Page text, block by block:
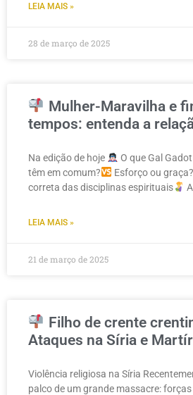
LEIA MAIS »
28 de março de 2025
Mulher-Maravilha e
tempos: entenda a
Na edição de hoje
O que Gal
têm em comum?
Esforço ou
correta das disciplinas espirituais
LEIA MAIS »
21 de março de 2025
Filho de crente
Ataques na Síria e
Violência religiosa na Síria
palco de um grande massacre: